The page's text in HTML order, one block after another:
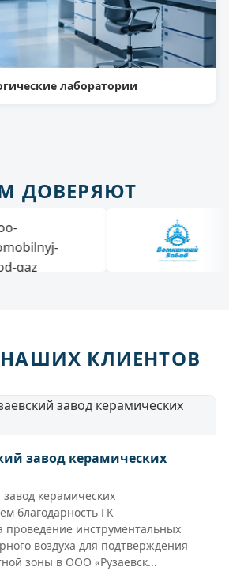
лаборатории
ДОВЕРЯЮТ
КЛИЕНТОВ
завод керамических
керамических
благодарность ГК
проведение инструментальных
воздуха для подтверждения
зоны в ООО «Рузаевск...